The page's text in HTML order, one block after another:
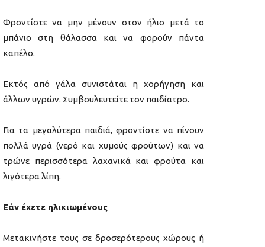
Φροντίστε να μην μένουν στον ήλιο μετά το
μπάνιο στη θάλασσα και να φορούν πάντα
καπέλο.
Εκτός από γάλα συνιστάται η χορήγηση και
άλλων υγρών. Συμβουλευτείτε τον παιδίατρο.
Για τα μεγαλύτερα παιδιά, φροντίστε να πίνουν
πολλά υγρά (νερό και χυμούς φρούτων) και να
τρώνε περισσότερα λαχανικά και φρούτα και
λιγότερα λίπη.
Εάν έχετε ηλικιωμένους
Μετακινήστε τους σε δροσερότερους χώρους ή